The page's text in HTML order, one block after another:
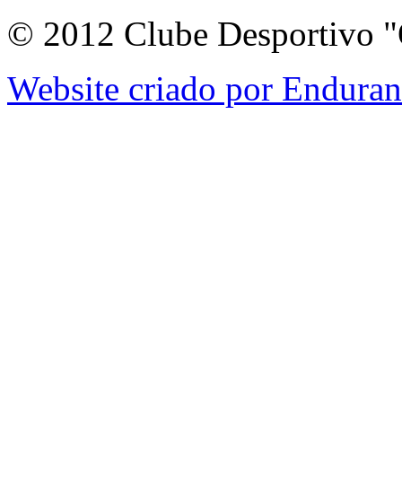
© 2012 Clube Desportivo
Website criado por